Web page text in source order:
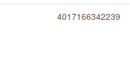
4017166342239